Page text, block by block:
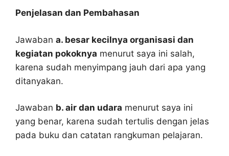
Penjelasan dan Pembahasan
Jawaban a. besar kecilnya organisasi dan
kegiatan pokoknya menurut saya ini salah,
karena sudah menyimpang jauh dari apa yang
ditanyakan.
Jawaban b. air dan udara menurut saya ini
yang benar, karena sudah tertulis dengan jelas
pada buku dan catatan rangkuman pelajaran.